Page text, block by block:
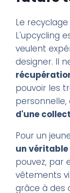
Le
L'upcycling
veulent
designer. Il
pouvoir les
d'une
Pour un
un
pouvez, par
vêtements
grâce à des